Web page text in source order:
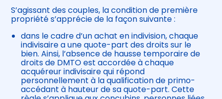
S’agissant des couples, la condition de première
propriété s’apprécie de la façon suivante :
dans le cadre d’un achat en indivision, chaque
indivisaire a une quote-part des droits sur le
bien. Ainsi, l’absence de hausse temporaire de
droits de DMTO est accordée à chaque
acquéreur indivisaire qui répond
personnellement à la qualification de primo-
accédant à hauteur de sa quote-part. Cette